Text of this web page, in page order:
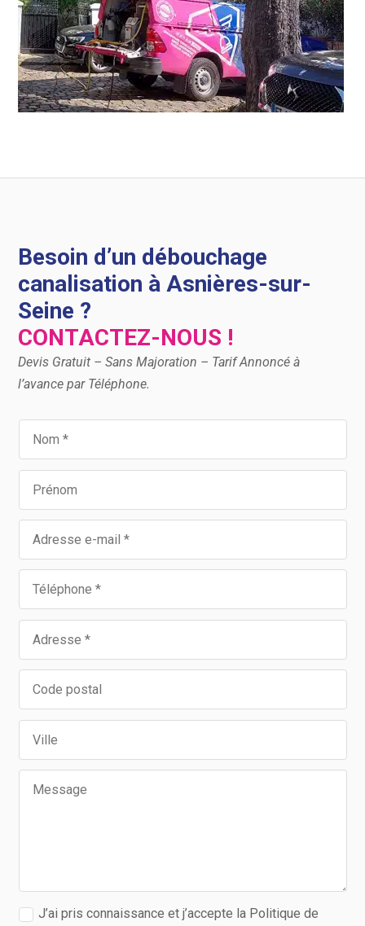
Besoin d’un débouchage
canalisation à Asnières-sur-
Seine ?
CONTACTEZ-NOUS !
Devis Gratuit – Sans Majoration – Tarif Annoncé à
l’avance par Téléphone.
J’ai pris connaissance et j’accepte la Politique de